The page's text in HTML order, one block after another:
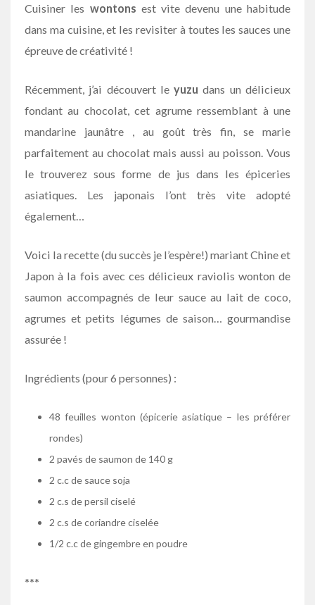
Cuisiner les wontons est vite devenu une habitude
dans ma cuisine, et les revisiter à toutes les sauces une
épreuve de créativité !
Récemment, j’ai découvert leyuzu dans un délicieux
fondant au chocolat, cet agrume ressemblant à une
mandarine jaunâtre , au goût très fin, se marie
parfaitement au chocolat mais aussi au poisson. Vous
le trouverez sous forme de jus dans les épiceries
asiatiques. Les japonais l’ont très vite adopté
également…
Voici la recette (du succès je l’espère!) mariant Chine et
Japon à la fois avec ces délicieux raviolis wonton de
saumon accompagnés de leur sauce au lait de coco,
agrumes et petits légumes de saison… gourmandise
assurée !
Ingrédients (pour 6 personnes) :
48 feuilles wonton (épicerie asiatique – les préférer
rondes)
2 pavés de saumon de 140 g
2 c.c de sauce soja
2 c.s de persil ciselé
2 c.s de coriandre ciselée
1/2 c.c de gingembre en poudre
***